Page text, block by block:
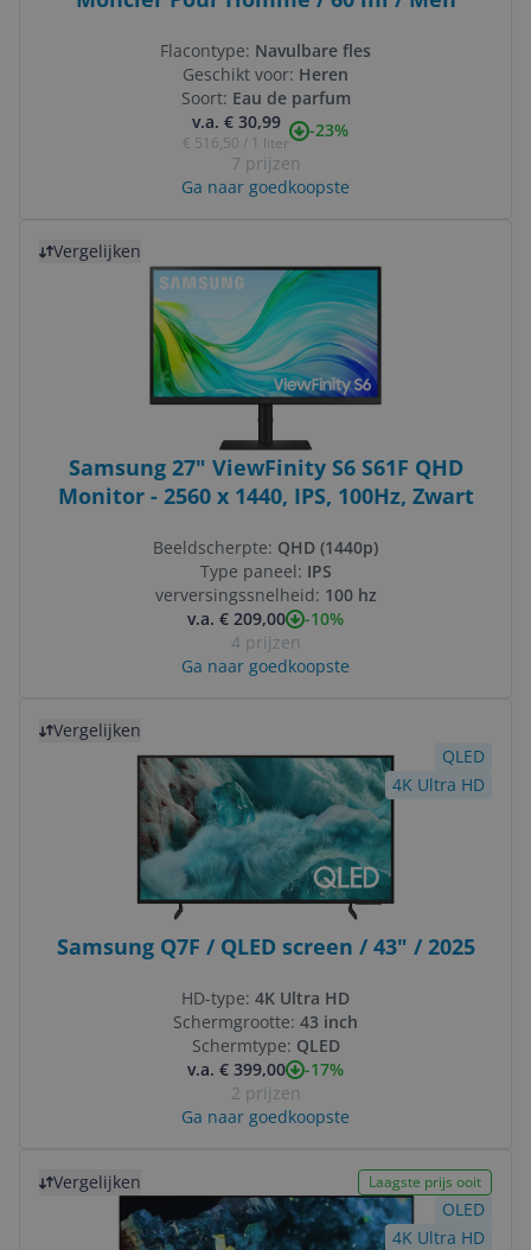
Flacontype: Navulbare fles
Geschikt voor: Heren
Soort: Eau de parfum
v.a. € 30,99
€ 516,50 / 1 liter
-23%
7 prijzen
Ga naar goedkoopste
Vergelijken
Samsung 27" ViewFinity S6 S61F QHD
Monitor - 2560 x 1440, IPS, 100Hz, Zwart
Beeldscherpte: QHD (1440p)
Type paneel: IPS
verversingssnelheid: 100 hz
v.a. € 209,00
-10%
4 prijzen
Ga naar goedkoopste
Vergelijken
QLED
4K Ultra HD
Samsung Q7F / QLED screen / 43" / 2025
HD-type: 4K Ultra HD
Schermgrootte: 43 inch
Schermtype: QLED
v.a. € 399,00
-17%
2 prijzen
Ga naar goedkoopste
Vergelijken Laagste prijs ooit
OLED
4K Ultra HD